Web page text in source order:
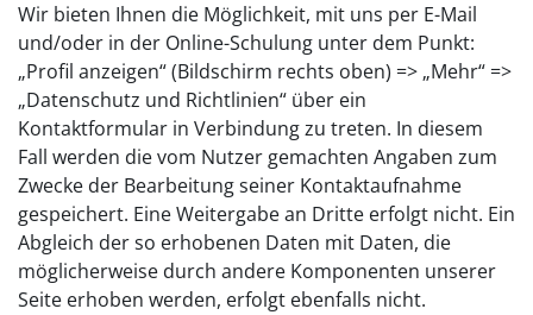
Wir bieten Ihnen die Möglichkeit, mit uns per E-Mail
und/oder in der Online-Schulung unter dem Punkt:
„Profil anzeigen“ (Bildschirm rechts oben) => „Mehr“ =>
„Datenschutz und Richtlinien“ über ein
Kontaktformular in Verbindung zu treten. In diesem
Fall werden die vom Nutzer gemachten Angaben zum
Zwecke der Bearbeitung seiner Kontaktaufnahme
gespeichert. Eine Weitergabe an Dritte erfolgt nicht. Ein
Abgleich der so erhobenen Daten mit Daten, die
möglicherweise durch andere Komponenten unserer
Seite erhoben werden, erfolgt ebenfalls nicht.